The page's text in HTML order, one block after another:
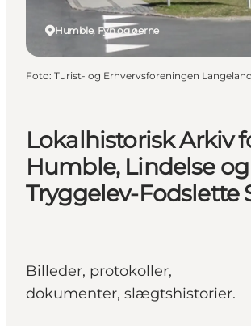
Lokalhistorisk Arkiv
Humble, Lindelse og
Tryggelev-Fodslette
Billeder, protokoller,
dokumenter, slægtshistorier.
Humble, Fyn og øerne
Foto: Turist- og Erhvervsforeningen Langeland